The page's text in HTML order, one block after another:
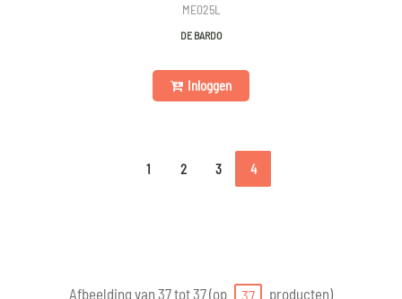
ME025L
DE BARDO
Inloggen
1 2 3 4
Afbeelding van 37 tot 37 (op 37 producten)